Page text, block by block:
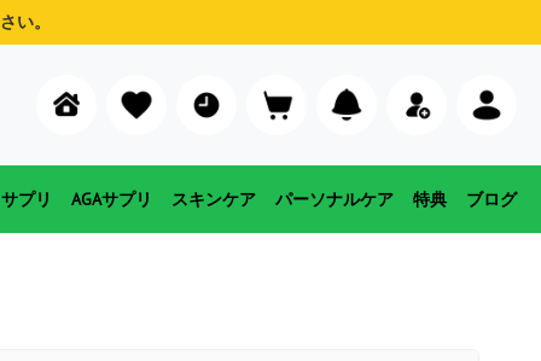
い。
プリ AGAサプリ スキンケア パーソナルケア 特典 ブログ